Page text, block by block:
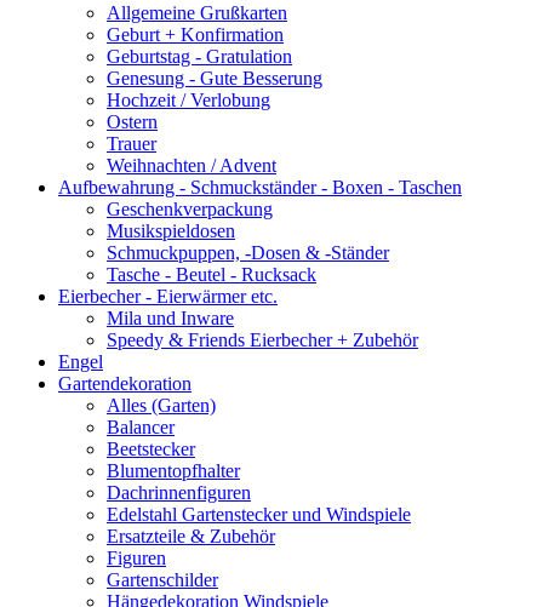
Allgemeine Grußkarten
Geburt + Konfirmation
Geburtstag - Gratulation
Genesung - Gute Besserung
Hochzeit / Verlobung
Ostern
Trauer
Weihnachten / Advent
Aufbewahrung - Schmuckständer - Boxen - Taschen
Geschenkverpackung
Musikspieldosen
Schmuckpuppen, -Dosen & -Ständer
Tasche - Beutel - Rucksack
Eierbecher - Eierwärmer etc.
Mila und Inware
Speedy & Friends Eierbecher + Zubehör
Engel
Gartendekoration
Alles (Garten)
Balancer
Beetstecker
Blumentopfhalter
Dachrinnenfiguren
Edelstahl Gartenstecker und Windspiele
Ersatzteile & Zubehör
Figuren
Gartenschilder
Hängedekoration Windspiele